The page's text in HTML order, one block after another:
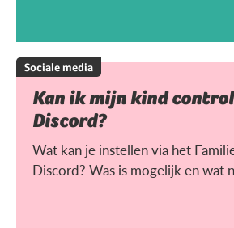
Sociale media
Kan ik mijn kind
Discord?
Wat kan je instellen via het
Discord? Was is mogelijk en wat